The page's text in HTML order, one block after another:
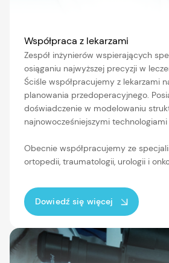
Współpraca z lekarzami
Zespół inżynierów wspierających
osiąganiu najwyższej precyzji w
Ściśle współpracujemy z lekarzami
planowania przedoperacyjnego.
doświadczenie w modelowaniu
najnowocześniejszymi technologiami
Obecnie współpracujemy ze
ortopedii, traumatologii, urologii i
Dowiedź się więcej